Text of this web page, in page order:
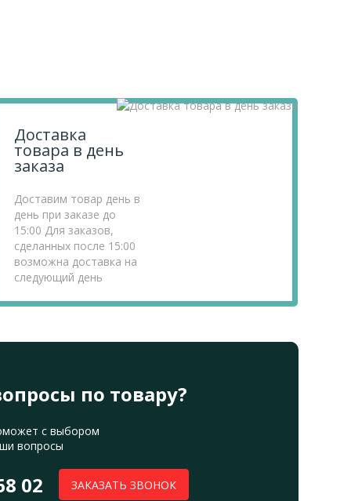
Доставка
товара в день
заказа
Доставим товар день в
день при заказе до
15:00 Для заказов,
сделанных после 15:00
возможна доставка на
следующий день
по товару?
с выбором
вопросы
02 ЗАКАЗАТЬ ЗВОНОК